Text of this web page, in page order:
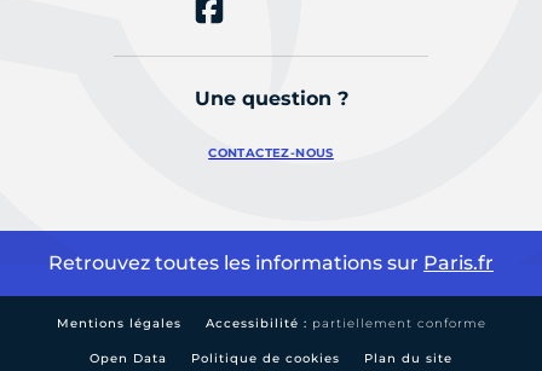
Une question ?
CONTACTEZ-NOUS
Retrouvez toutes les informations sur Paris.fr
Mentions légales Accessibilité : partiellement conforme
Open Data Politique de cookies Plan du site